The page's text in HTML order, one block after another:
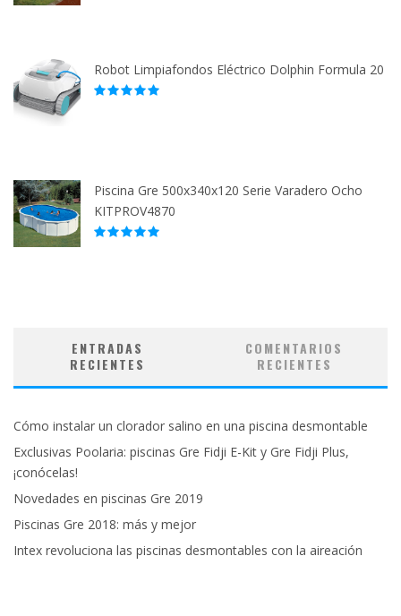
Robot Limpiafondos Eléctrico Dolphin Formula 20
Piscina Gre 500x340x120 Serie Varadero Ocho
KITPROV4870
ENTRADAS
RECIENTES
COMENTARIOS
RECIENTES
Cómo instalar un clorador salino en una piscina desmontable
Exclusivas Poolaria: piscinas Gre Fidji E-Kit y Gre Fidji Plus,
¡conócelas!
Novedades en piscinas Gre 2019
Piscinas Gre 2018: más y mejor
Intex revoluciona las piscinas desmontables con la aireación